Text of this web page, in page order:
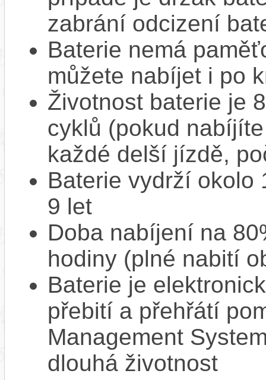
zabrání odcizení
Baterie nemá
můžete nabíjet i po
Životnost baterie je
cyklů (pokud
každé delší jízdě,
Baterie vydrží okolo
9 let
Doba nabíjení na
hodiny (plné nabití
Baterie je
přebití a přehřátí
Management
dlouhá životnost